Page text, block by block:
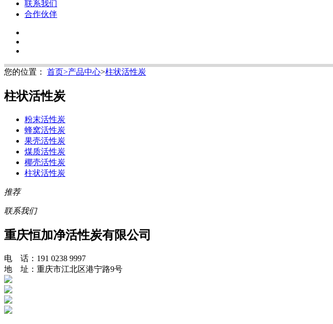
联系我们
合作伙伴
您的位置： 首页>产品中心>柱状活性炭
柱状活性炭
粉末活性炭
蜂窝活性炭
果壳活性炭
煤质活性炭
椰壳活性炭
柱状活性炭
推荐
联系我们
重庆恒加净活性炭有限公司
电 话：191 0238 9997
地 址：重庆市江北区港宁路9号